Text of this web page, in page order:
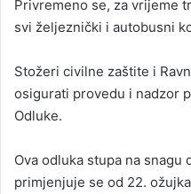
Privremeno se, za vrijeme
svi željeznički i autobusni
Stožeri civilne zaštite i
osigurati provedu i nadzor
Odluke.
Ova odluka stupa na snagu
primjenjuje se od 22.